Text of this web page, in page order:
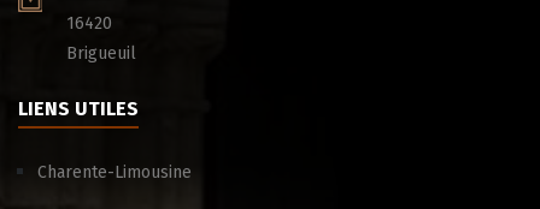
16420
Brigueuil
LIENS UTILES
Charente-Limousine